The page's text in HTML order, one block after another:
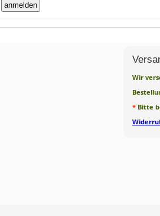
Wir
* Bitte